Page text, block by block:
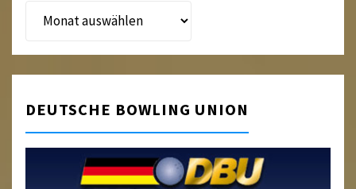
Beitragsarchiv
DEUTSCHE BOWLING UNION